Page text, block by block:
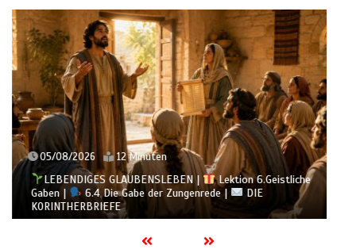
04/08/2026 11 Minuten
LEBENDIGES GLAUBENSLEBEN |
Lektion 6.Geistliche
Gaben |
6.3 Der bessere Weg |
DIE
KORINTHERBRIEFE